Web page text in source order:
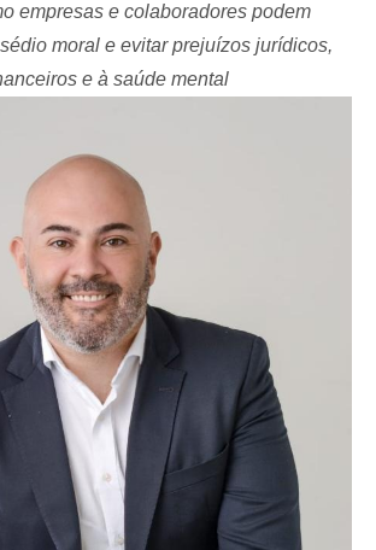
empresas e colaboradores podem
moral e evitar prejuízos jurídicos,
e à saúde mental